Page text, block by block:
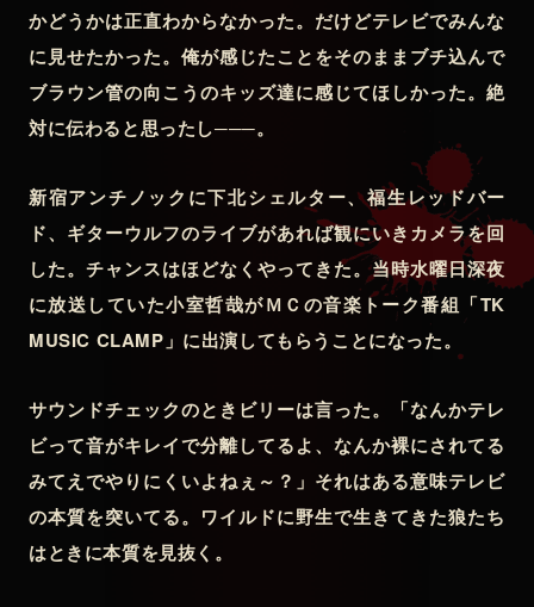
かどうかは正直わからなかった。だけどテレビでみんな
に見せたかった。俺が感じたことをそのままブチ込んで
ブラウン管の向こうのキッズ達に感じてほしかった。絶
対に伝わると思ったし───。
新宿アンチノックに下北シェルター、福生レッドバー
ド、ギターウルフのライブがあれば観にいきカメラを回
した。チャンスはほどなくやってきた。当時水曜日深夜
に放送していた小室哲哉がＭＣの音楽トーク番組「TK
MUSIC CLAMP」に出演してもらうことになった。
サウンドチェックのときビリーは言った。「なんかテレ
ビって音がキレイで分離してるよ、なんか裸にされてる
みてえでやりにくいよねぇ～？」それはある意味テレビ
の本質を突いてる。ワイルドに野生で生きてきた狼たち
はときに本質を見抜く。